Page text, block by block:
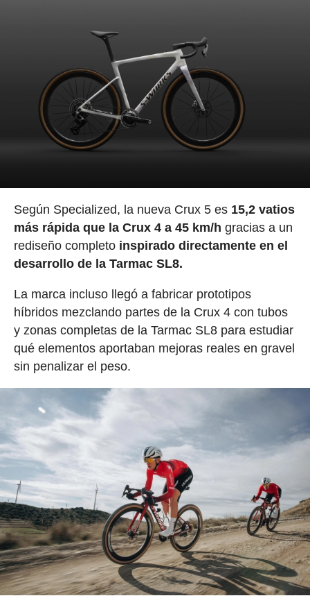
Según Specialized, la nueva Crux 5 es 15,2 vatios
más rápida que la Crux 4 a 45 km/h gracias a un
rediseño completoinspirado directamente en el
desarrollo de la Tarmac SL8.
La marca incluso llegó a fabricar prototipos
híbridos mezclando partes de la Crux 4 con tubos
y zonas completas de la Tarmac SL8 para estudiar
qué elementos aportaban mejoras reales en gravel
sin penalizar el peso.